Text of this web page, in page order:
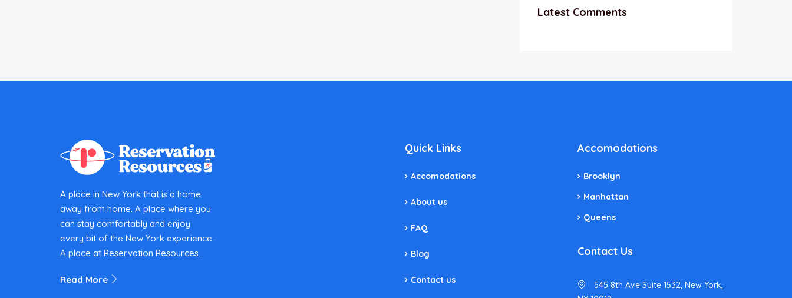
Latest Comments
A place in New York that is a home
away from home. A place where you
can stay comfortably and enjoy
every bit of the New York experience.
A place at Reservation Resources.
Read More
Quick Links
Accomodations
About us
FAQ
Blog
Contact us
Accomodations
Brooklyn
Manhattan
Queens
Contact Us
545 8th Ave Suite 1532, New York,